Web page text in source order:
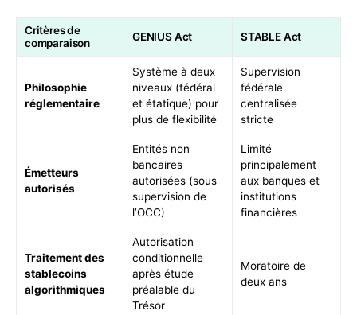
Critères de
comparaison
GENIUS Act STABLE Act
Philosophie
réglementaire
Système à deux
niveaux (fédéral
et étatique) pour
plus de flexibilité
Supervision
fédérale
centralisée
stricte
Émetteurs
autorisés
Entités non
bancaires
autorisées (sous
supervision de
l’OCC)
Limité
principalement
aux banques et
institutions
financières
Traitement des
stablecoins
algorithmiques
Autorisation
conditionnelle
après étude
préalable du
Trésor
Moratoire de
deux ans